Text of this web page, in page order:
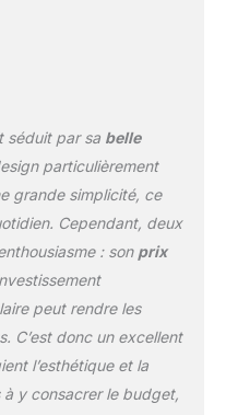
séduit par sa belle
particulièrement
grande simplicité, ce
Cependant, deux
: son prix
peut rendre les
C’est donc un excellent
l’esthétique et la
y consacrer le budget,